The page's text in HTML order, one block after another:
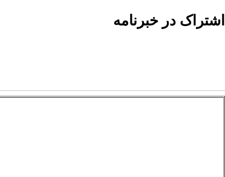
اشتراک در خبرنامه